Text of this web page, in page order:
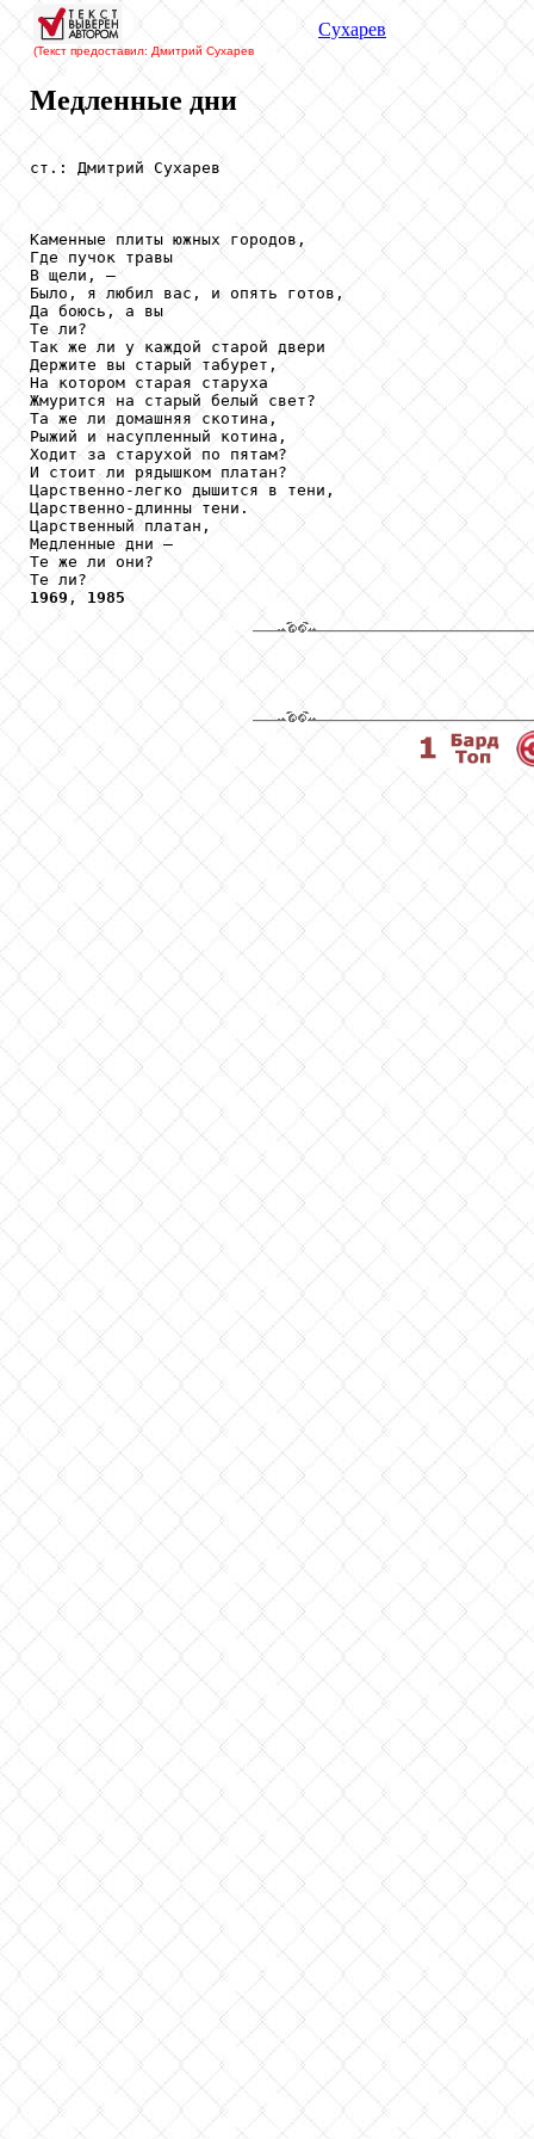
(Текст предоставил: Дмитрий Сухарев
Сухарев
Медленные дни
ст.: Дмитрий Сухарев
Каменные плиты южных городов,
Где пучок травы
В щели, —
Было, я любил вас, и опять готов,
Да боюсь, а вы
Те ли?
Так же ли у каждой старой двери
Держите вы старый табурет,
На котором старая старуха
Жмурится на старый белый свет?
Та же ли домашняя скотина,
Рыжий и насупленный котина,
Ходит за старухой по пятам?
И стоит ли рядышком платан?
Царственно-легко дышится в тени,
Царственно-длинны тени.
Царственный платан,
Медленные дни —
Те же ли они?
1969 , 1985